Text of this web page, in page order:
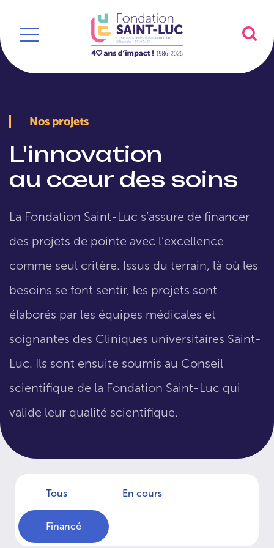
Nos projets
L'innovation
au cœur des soins
La Fondation Saint-Luc s’assure de financer
des projets de pointe avec l’excellence
comme seul critère. Issus du terrain, là où les
besoins se font sentir, les projets sont
élaborés par les équipes médicales et
soignantes des Cliniques universitaires Saint-
Luc. Ils sont ensuite soumis au Conseil
scientifique de la Fondation Saint-Luc qui
valide leur qualité scientifique.
Tous En cours
Financé